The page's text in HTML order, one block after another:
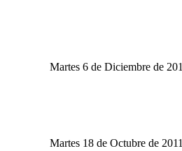
Martes 6 de Diciembre de
Martes 18 de Octubre de 2011